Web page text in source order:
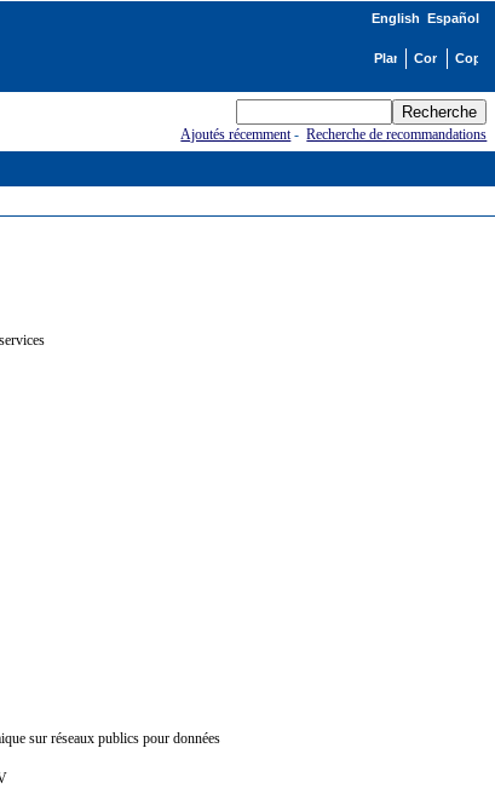
English Español
Ajoutés récemment-Recherche de recommandations
sur réseaux publics pour données